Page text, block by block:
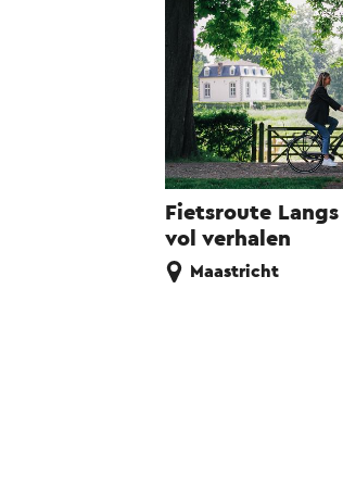
Fietsroute
vol verhalen
Maastricht